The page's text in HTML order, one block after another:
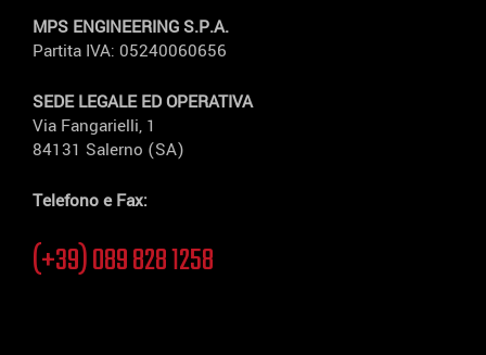
MPS ENGINEERING S.P.A.
Partita IVA: 05240060656
SEDE LEGALE ED OPERATIVA
Via Fangarielli, 1
84131 Salerno (SA)
Telefono e Fax:
(+39) 089 828 1258